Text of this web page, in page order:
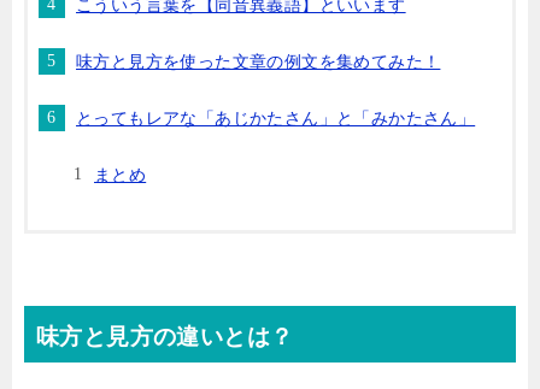
こういう言葉を【同音異義語】といいます
味方と見方を使った文章の例文を集めてみた！
とってもレアな「あじかたさん」と「みかたさん」
まとめ
味方と見方の違いとは？